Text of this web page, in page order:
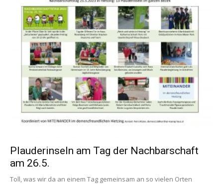
Plauderinseln am Tag der Nachbarschaft
am 26.5.
Toll, was wir da an einem Tag gemeinsam an so vielen Orten